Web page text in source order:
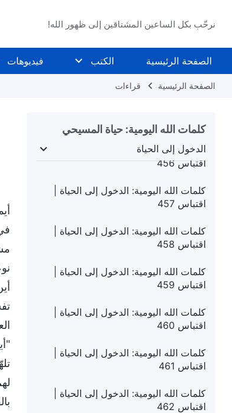
نرحّب بكل الساعين المشتاقين إلى ظهور الله!
الصفحة الرئيسية الكتب فيديوهات
الصفحة الرئيسية قراءات
كلمات الله اليومية: حياة المسيحي
الدخول إلى الحياة
البشرية الدخول إلى الحياة الغايات
كلمات الله اليومية: الدخول إلى الحياة |
كلمات الله اليومية: الدخول إلى الحياة |
اقتباس 454
اقتباس 455
كلمات الله اليومية: الدخول إلى الحياة |
اقتباس 456
كلمات الله اليومية: الدخول إلى الحياة |
اقتباس 457
كلمات الله اليومية: الدخول إلى الحياة |
اقتباس 458
كلمات الله اليومية: الدخول إلى الحياة |
اقتباس 459
كلمات الله اليومية: الدخول إلى الحياة |
اقتباس 460
كلمات الله اليومية: الدخول إلى الحياة |
اقتباس 461
كلمات الله اليومية: الدخول إلى الحياة |
اقتباس 462